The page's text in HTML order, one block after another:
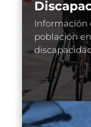
Información
población